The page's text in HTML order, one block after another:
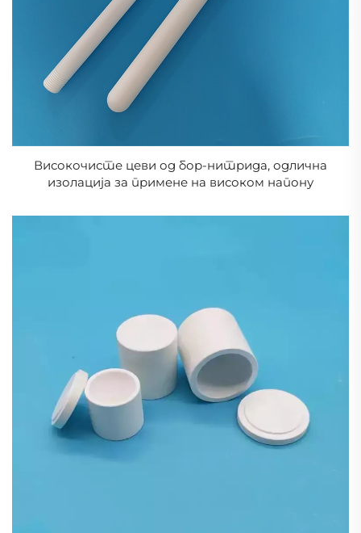
Високочисте цеви од бор-нитрида, одлична
изолација за примене на високом напону